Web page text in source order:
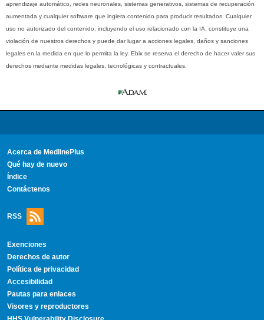
aprendizaje automático, redes neuronales, sistemas generativos, sistemas de recuperación
aumentada y cualquier software que ingiera contenido para producir resultados. Cualquier
uso no autorizado del contenido, incluyendo el uso relacionado con la IA, constituye una
violación de nuestros derechos y puede dar lugar a acciones legales, daños y sanciones
legales en la medida en que lo permita la ley. Ebix se reserva el derecho de hacer valer sus
derechos mediante medidas legales, tecnológicas y contractuales.
Acerca de MedlinePlus
Qué hay de nuevo
Índice
Contáctenos
RSS
Exenciones
Derechos de autor
Política de privacidad
Accesibilidad
Pautas para enlaces
Visores y reproductores